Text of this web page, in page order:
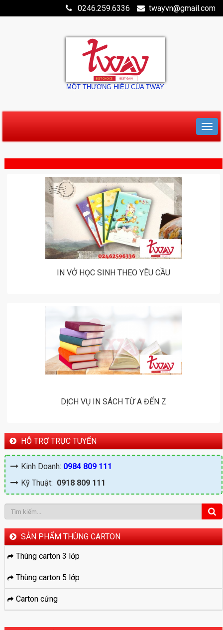
0246.259.6336 twayvn@gmail.com
MỘT THƯƠNG HIỆU CỦA TWAY
IN VỞ HỌC SINH THEO YÊU CẦU
DỊCH VỤ IN SÁCH TỪ A ĐẾN Z
HỖ TRỢ TRỰC TUYẾN
Kinh Doanh: 0984 809 111
Kỹ Thuật: 0918 809 111
SẢN PHẨM THÙNG CARTON
Thùng carton 3 lớp
Thùng carton 5 lớp
Carton cứng